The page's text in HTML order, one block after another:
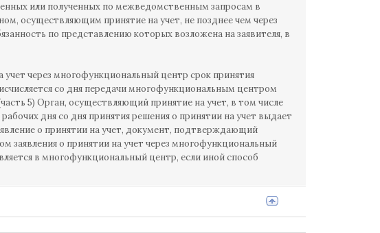
или полученных по межведомственным запросам в
осуществляющим принятие на учет, не позднее чем через
по представлению которых возложена на заявителя, в
учет через многофункциональный центр срок принятия
со дня передачи многофункциональным центром
5) Орган, осуществляющий принятие на учет, в том числе
дня со дня принятия решения о принятии на учет выдает
о принятии на учет, документ, подтверждающий
заявления о принятии на учет через многофункциональный
в многофункциональный центр, если иной способ